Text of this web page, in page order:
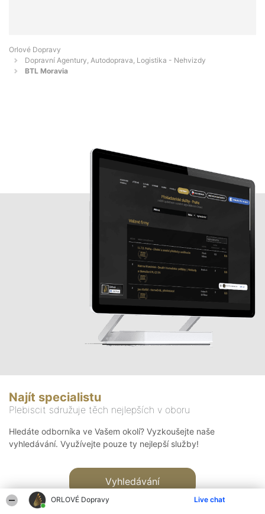
ORLOVÉ Dopravy Live chat
Orlové Dopravy
Dopravní Agentury, Autodoprava, Logistika - Nehvizdy
BTL Moravia
Najít specialistu
Plebiscit sdružuje těch nejlepších v oboru
Hledáte odborníka ve Vašem okolí? Vyzkoušejte naše
vyhledávání. Využívejte pouze ty nejlepší služby!
Vyhledávání